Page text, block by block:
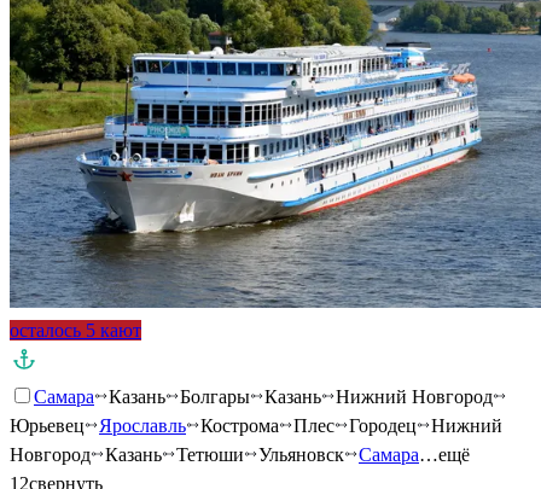
осталось 5 кают
Самара Казань Болгары Казань
Нижний Новгород
Юрьевец
Ярославль Кострома Плес Городец
Нижний
Новгород
Казань Тетюши Ульяновск Самара…ещё
12свернуть